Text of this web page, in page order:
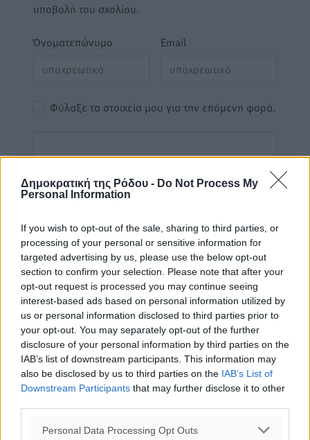
Δημοκρατική της Ρόδου - Do Not Process My
Personal Information
If you wish to opt-out of the sale, sharing to third parties, or
processing of your personal or sensitive information for
targeted advertising by us, please use the below opt-out
section to confirm your selection. Please note that after your
opt-out request is processed you may continue seeing
interest-based ads based on personal information utilized by
us or personal information disclosed to third parties prior to
your opt-out. You may separately opt-out of the further
disclosure of your personal information by third parties on the
IAB’s list of downstream participants. This information may
also be disclosed by us to third parties on the IAB’s List of
Downstream Participants that may further disclose it to other
Personal Data Processing Opt Outs
υποβολή του σχολίου.
Όνοματεπώνυμο Email
Φύλαξε τα στοιχεία μου για την επόμενη φορά.
Υπενθύμιση:
Για την μερική αναπαραγωγή της είδησης από άλλες
ιστοσελίδες είναι απαραίτητη η χρήση του παρακάτω
παρεχόμενου συνδέσμου παραπομπής προς το άρθρο